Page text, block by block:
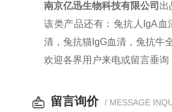
南京亿迅生物科技有限公司 出
该类产品还有：兔抗人IgA血
清，兔抗猫IgG血清，兔抗牛
欢迎各界用户来电或留言垂询
留言询价 / MESSAGE